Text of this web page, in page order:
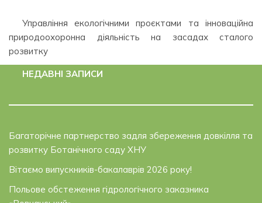
Управління екологічними проєктами та інноваційна
природоохоронна діяльність на засадах сталого
розвитку
НЕДАВНІ ЗАПИСИ
Багаторічне партнерство задля збереження довкілля та
розвитку Ботанічного саду ХНУ
Вітаємо випускників-бакалаврів 2026 року!
Польове обстеження гідрологічного заказника